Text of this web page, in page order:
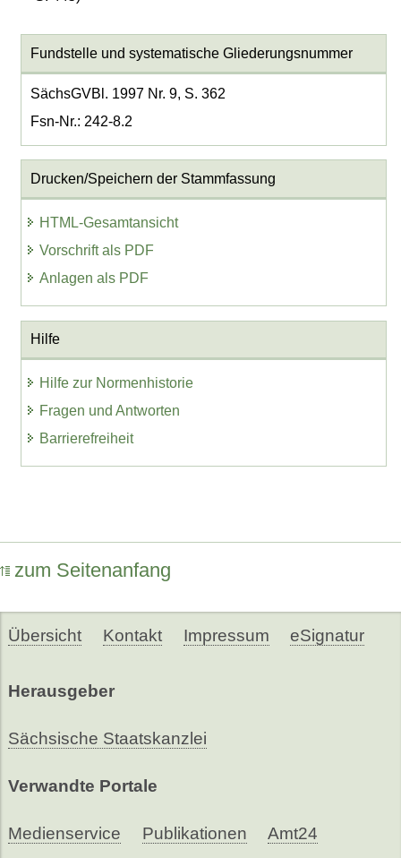
Fundstelle und systematische Gliederungsnummer
SächsGVBl. 1997 Nr. 9, S. 362
Fsn-Nr.: 242-8.2
Drucken/Speichern der Stammfassung
HTML-Gesamtansicht
Vorschrift als PDF
Anlagen als PDF
Hilfe
Hilfe zur Normenhistorie
Fragen und Antworten
Barrierefreiheit
zum Seitenanfang
Übersicht Kontakt Impressum eSignatur
Herausgeber
Sächsische Staatskanzlei
Verwandte Portale
Medienservice Publikationen Amt24